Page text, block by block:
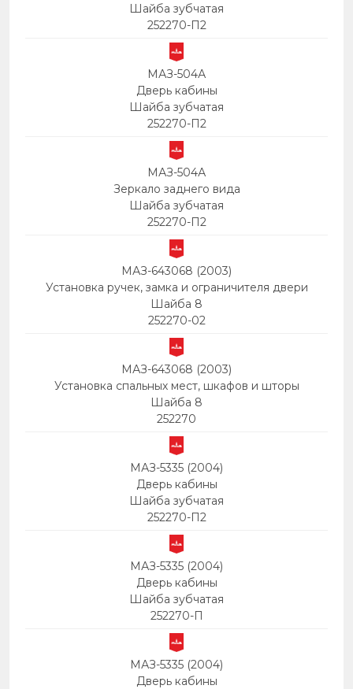
Шайба зубчатая
252270-П2
МАЗ-504А
Дверь кабины
Шайба зубчатая
252270-П2
МАЗ-504А
Зеркало заднего вида
Шайба зубчатая
252270-П2
МАЗ-643068 (2003)
Установка ручек, замка и ограничителя двери
Шайба 8
252270-02
МАЗ-643068 (2003)
Установка спальных мест, шкафов и шторы
Шайба 8
252270
МАЗ-5335 (2004)
Дверь кабины
Шайба зубчатая
252270-П2
МАЗ-5335 (2004)
Дверь кабины
Шайба зубчатая
252270-П
МАЗ-5335 (2004)
Дверь кабины